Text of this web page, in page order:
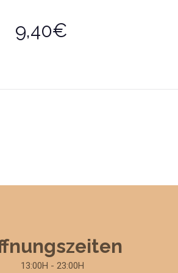
9,40€
13:00H - 23:00H